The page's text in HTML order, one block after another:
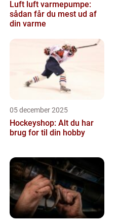
Luft luft varmepumpe:
sådan får du mest ud af
din varme
05 december 2025
Hockeyshop: Alt du har
brug for til din hobby